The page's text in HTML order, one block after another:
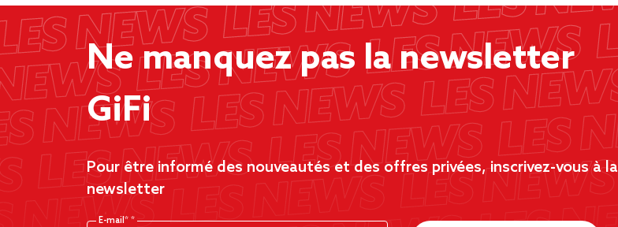
Ne manquez pas la newsletter
GiFi
Pour être informé des nouveautés et des offres privées, inscrivez-vous à la
newsletter
E-mail*